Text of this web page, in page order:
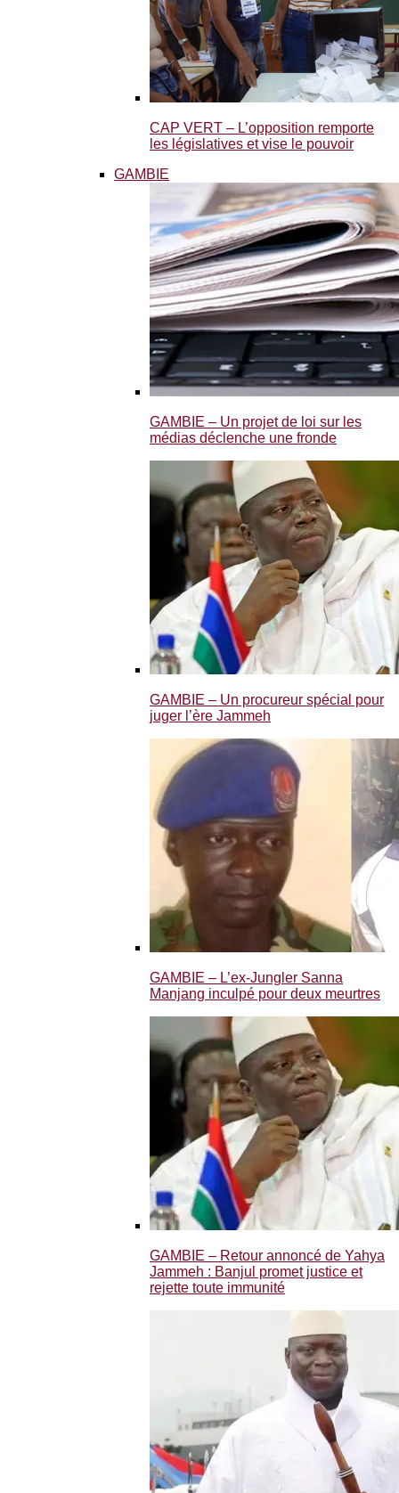
CAP VERT – L’opposition remporte
les législatives et vise le pouvoir
GAMBIE
GAMBIE – Un projet de loi sur les
médias déclenche une fronde
GAMBIE – Un procureur spécial pour
juger l’ère Jammeh
GAMBIE – L’ex-Jungler Sanna
Manjang inculpé pour deux meurtres
GAMBIE – Retour annoncé de Yahya
Jammeh : Banjul promet justice et
rejette toute immunité